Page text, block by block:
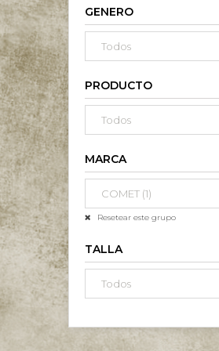
GENERO
PRODUCTO
MARCA
Resetear este grupo
TALLA